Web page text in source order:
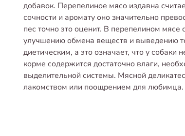
добавок. Перепелиное мясо издавна
сочности и аромату оно значительно
пес точно это оценит. В перепелином
улучшению обмена веществ и выведению
диетическим, а это означает, что у собаки
корме содержится достаточно влаги,
выделительной системы. Мясной
лакомством или поощрением для любимца.